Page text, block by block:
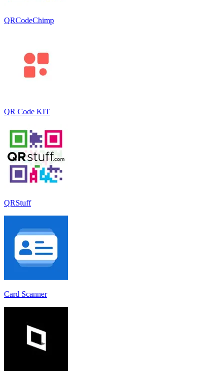
QRCodeChimp
QR Code KIT
QRStuff
Card Scanner